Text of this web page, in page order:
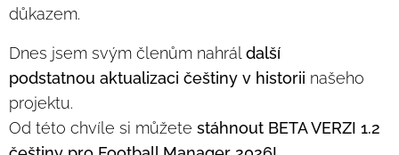
důkazem.
Dnes jsem svým členům nahrál další
podstatnou aktualizaci češtiny v historii našeho
projektu.
Od této chvíle si můžete stáhnout BETA VERZI 1.2